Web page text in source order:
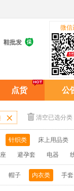
鞋批发 
微信
点货 公
 清空已选分类
针织类 床上用品类
避孕套 电器
帽子 内衣类 手套